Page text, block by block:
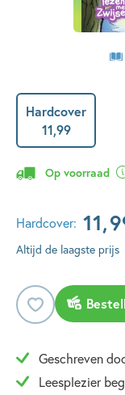
Hardcover
11,99
Op voorraad
Hardcover: 11,
Altijd de laagste prijs
Geschreven
Leesplezier